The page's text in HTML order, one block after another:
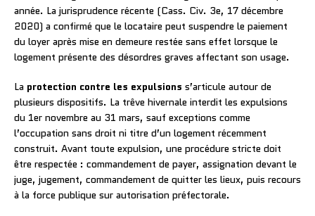
année. La jurisprudence récente (Cass. Civ. 3e, 17 décembre
2020) a confirmé que le locataire peut suspendre le paiement
du loyer après mise en demeure restée sans effet lorsque le
logement présente des désordres graves affectant son usage.
La protection contre les expulsions s’articule autour de
plusieurs dispositifs. La trêve hivernale interdit les expulsions
du 1er novembre au 31 mars, sauf exceptions comme
l’occupation sans droit ni titre d’un logement récemment
construit. Avant toute expulsion, une procédure stricte doit
être respectée : commandement de payer, assignation devant le
juge, jugement, commandement de quitter les lieux, puis recours
à la force publique sur autorisation préfectorale.